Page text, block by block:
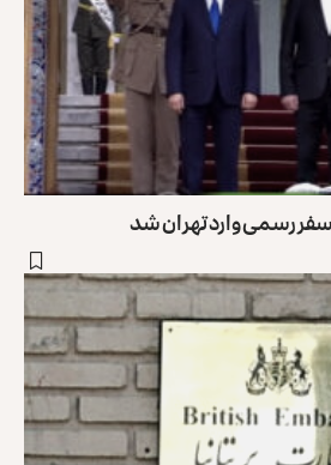
رسمی وارد تهران شد